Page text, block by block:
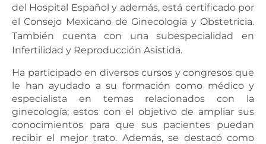
del Hospital Español y además, está certificado por
el Consejo Mexicano de Ginecología y Obstetricia.
También cuenta con una subespecialidad en
Infertilidad y Reproducción Asistida.
Ha participado en diversos cursos y congresos que
le han ayudado a su formación como médico y
especialista en temas relacionados con la
ginecología; estos con el objetivo de ampliar sus
conocimientos para que sus pacientes puedan
recibir el mejor trato. Además, se destacó como